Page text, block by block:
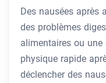
Des nausées après
des problèmes
alimentaires ou
physique rapide
déclencher des